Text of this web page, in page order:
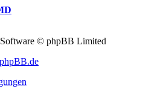
© phpBB Limited
phpBB.de